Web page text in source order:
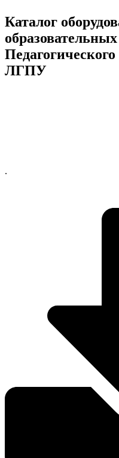
Каталог
ЛГПУ
.